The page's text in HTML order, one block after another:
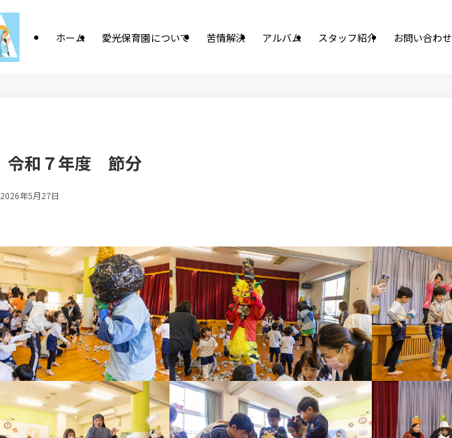
ホーム 愛光保育園について 苦情解決 アルバム スタッフ紹介 お問い合わせ
令和７年度 節分
2026年5月27日